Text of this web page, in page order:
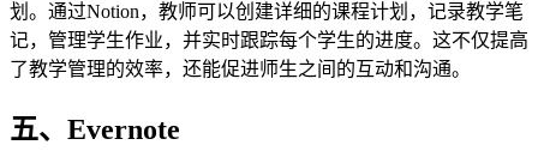
划。通过Notion，教师可以创建详细的课程计划，记录教学笔
记，管理学生作业，并实时跟踪每个学生的进度。这不仅提高
了教学管理的效率，还能促进师生之间的互动和沟通。
五、Evernote